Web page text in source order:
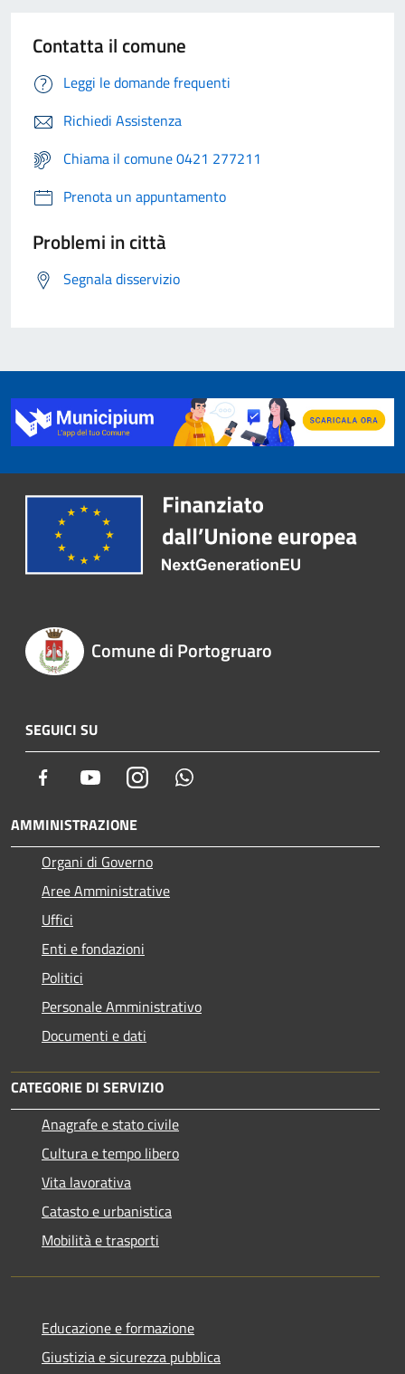
Contatta il comune
Leggi le domande frequenti
Richiedi Assistenza
Chiama il comune 0421 277211
Prenota un appuntamento
Problemi in città
Segnala disservizio
Comune di Portogruaro
SEGUICI SU
Facebook YoutubeInstagram
AMMINISTRAZIONE
Organi di Governo
Aree Amministrative
Uffici
Enti e fondazioni
Politici
Personale Amministrativo
Documenti e dati
CATEGORIE DI SERVIZIO
Anagrafe e stato civile
Cultura e tempo libero
Vita lavorativa
Catasto e urbanistica
Mobilità e trasporti
Educazione e formazione
Giustizia e sicurezza pubblica